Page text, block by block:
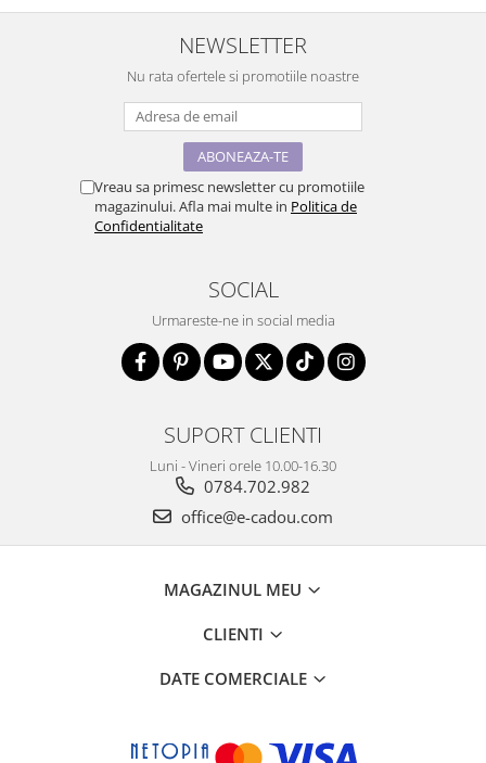
NEWSLETTER
Nu rata ofertele si promotiile noastre
Vreau sa primesc newsletter cu promotiile
magazinului. Afla mai multe in Politica de
Confidentialitate
SOCIAL
Urmareste-ne in social media
SUPORT CLIENTI
Luni - Vineri orele 10.00-16.30
0784.702.982
office@e-cadou.com
MAGAZINUL MEU
CLIENTI
DATE COMERCIALE